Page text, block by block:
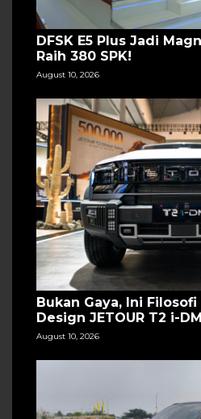
DFSK E5 Plus Jadi
Raih 380 SPK!
August 10, 2026
Bukan Gaya, Ini
Design JETOUR T2 i-DM
August 10, 2026